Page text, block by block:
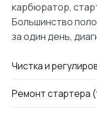
карбюратор,
Большинство
за один день,
Чистка и
Ремонт стартера